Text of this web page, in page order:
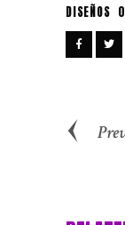
DISEÑOS